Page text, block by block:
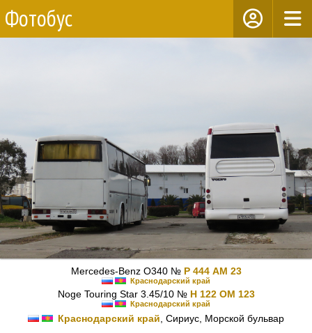
Фотобус
Mercedes-Benz O340 № Р 444 АМ 23
Краснодарский край
Noge Touring Star 3.45/10 № Н 122 ОМ 123
Краснодарский край
Краснодарский край , Сириус, Морской бульвар